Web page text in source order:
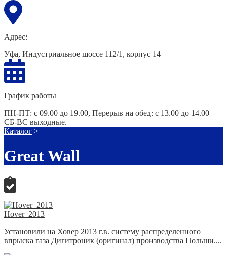
Адрес:
Уфа, Индустриальное шоссе 112/1, корпус 14
График работы
ПН-ПТ: с 09.00 до 19.00, Перерыв на обед: с 13.00 до 14.00
СБ-ВС выходные.
Каталог >
Great Wall
Hover_2013
Установили на Ховер 2013 г.в. систему распределенного
впрыска газа Дигитроник (оригинал) производства Польши....